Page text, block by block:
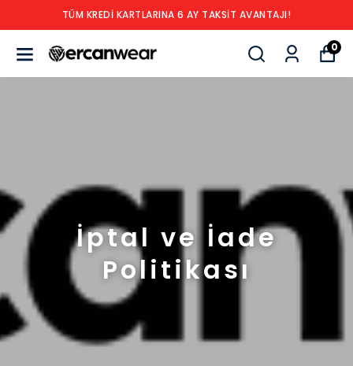
TÜM KREDİ KARTLARINA 6 AY TAKSİT AVANTAJI!
0
İptal ve İade
Politikası